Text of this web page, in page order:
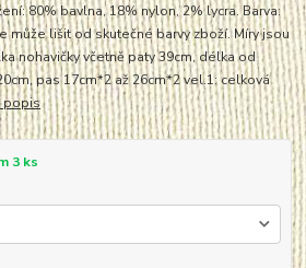
80% bavlna, 18% nylon, 2% lycra. Barva:
může lišit od skutečné barvy zboží. Míry jsou
nohavičky včetně paty 39cm, délka od
pas 17cm*2 až 26cm*2 vel.1: celková
popis
3 ks